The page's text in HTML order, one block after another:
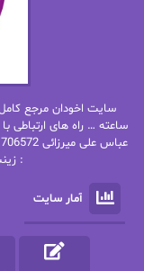
پاتریشیا ویلسون
پرستو مهاجر
ساعته … راه های ارتباطی
: زینب
آمار سایت